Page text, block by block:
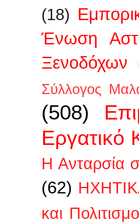
(18)
Ένωση
Ξενοδόχων
Σύλλογος
(508)
Εργατικό
Η Ανταρσία
(62)
και